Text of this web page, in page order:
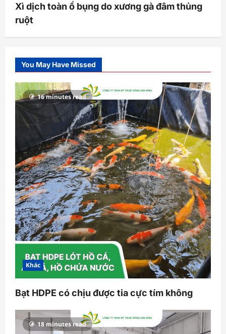
Xì dịch toàn ổ bụng do xương gà đâm thủng
ruột
You May Have Missed
16 minutes read
Khác
Bạt HDPE có chịu được tia cực tím không
18 minutes read